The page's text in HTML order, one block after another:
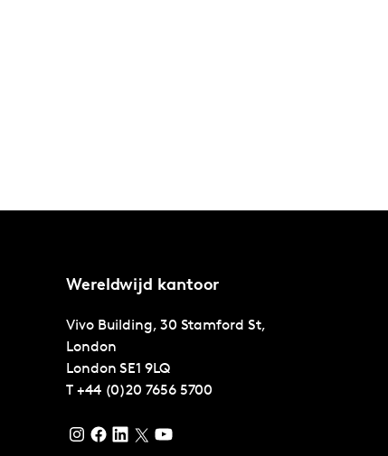
Wereldwijd kantoor
Vivo Building, 30 Stamford St,
London
London SE1 9LQ
T +44 (0)20 7656 5700